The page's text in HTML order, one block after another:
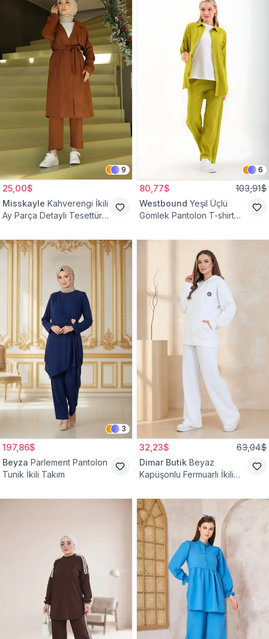
9
25,00$
Misskayle Kahverengi İkili
Ay Parça Detaylı Tesettür
6
80,77$ 103,91$
Westbound Yeşil Üçlü
Gömlek Pantolon T-shirt
3
197,86$
Beyza Parlement Pantolon
Tunik İkili Takım
32,23$ 63,04$
Dimar Butik Beyaz
Kapüşonlu Fermuarlı İkili